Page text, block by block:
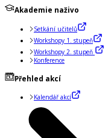
Akademie naživo
Setkání učitelů
Workshopy 1. stupeň
Workshopy 2. stupeň
Konference
Přehled akcí
Kalendář akcí